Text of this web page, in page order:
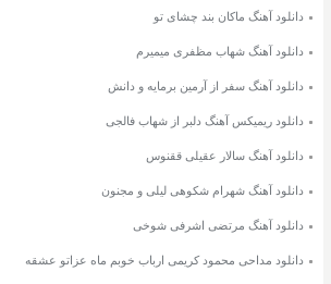
دانلود آهنگ ماکان بند چشای تو
دانلود آهنگ شهاب مظفری میمیرم
دانلود آهنگ سفر از آرمین برمایه و دانش
دانلود ریمیکس آهنگ دلبر از شهاب فالجی
دانلود آهنگ سالار عقیلی ققنوس
دانلود آهنگ شهرام شکوهی لیلی و مجنون
دانلود آهنگ مرتضی اشرفی شوخی
دانلود مداحی محمود کریمی ارباب خوبم ماه عزاتو عشقه